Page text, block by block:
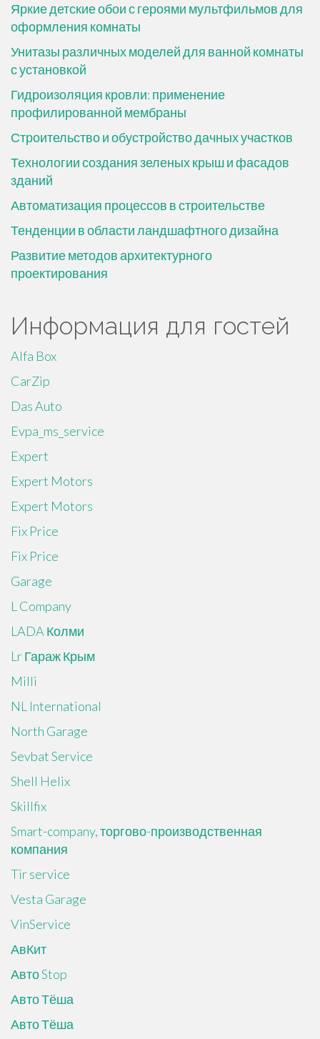
Яркие детские обои с героями мультфильмов для
оформления комнаты
Унитазы различных моделей для ванной комнаты
с установкой
Гидроизоляция кровли: применение
профилированной мембраны
Строительство и обустройство дачных участков
Технологии создания зеленых крыш и фасадов
зданий
Автоматизация процессов в строительстве
Тенденции в области ландшафтного дизайна
Развитие методов архитектурного
проектирования
Информация для гостей
Alfa Box
CarZip
Das Auto
Evpa_ms_service
Expert
Expert Motors
Expert Motors
Fix Price
Fix Price
Garage
L Company
LADA Колми
Lr Гараж Крым
Milli
NL International
North Garage
Sevbat Service
Shell Helix
Skillfix
Smart-company, торгово-производственная
компания
Tir service
Vesta Garage
VinService
АвКит
Авто Stop
Авто Тёша
Авто Тёша